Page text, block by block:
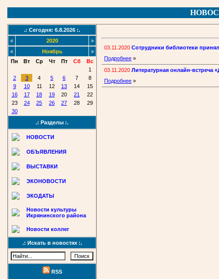
.: Сегодня: 6.8.2026 :.
«
2020
»
«
Ноябрь
»
Пн
Вт Ср Чт Пт Сб
Вс
1
2
3 4 5 6 7
8
9
10 11 12 13 14
15
16
17 18 19 20 21
22
23
24 25 26 27 28
29
30
.: Разделы :.
НОВОСТИ
ОБЪЯВЛЕНИЯ
ВЫСТАВКИ
ЭКОНОВОСТИ
ЭКОДАТЫ
Новости культуры
Икрянинского района
Новости коллег
.: Искать в новостях :.
RSS
03.11.2020 Сотрудники библиотеки
Подробнее »
03.11.2020 Литературная онлайн-встреча
Подробнее »